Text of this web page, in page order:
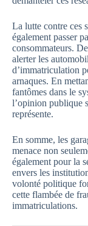
La lutte contre ces
également passer
consommateurs.
alerter les
d’immatriculation
arnaques. En
fantômes dans le
l’opinion publique
représente.
En somme, les
menace non
également pour la
envers les
volonté politique
cette flambée de
immatriculations.